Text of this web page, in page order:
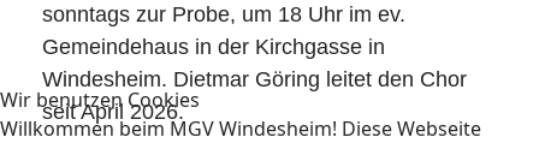
sonntags zur Probe, um 18 Uhr im ev.
Gemeindehaus in der Kirchgasse in
Windesheim. Dietmar Göring leitet den Chor
seit April 2026.
Wir benutzen Cookies
Willkommen beim MGV Windesheim! Diese Webseite